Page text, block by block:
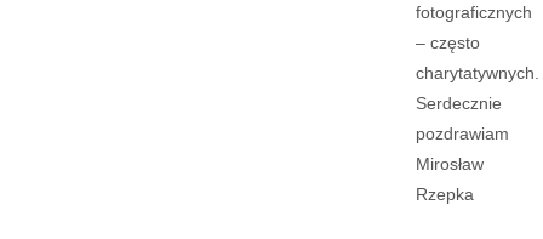
fotograficznych
– często
charytatywnych.
Serdecznie
pozdrawiam
Mirosław
Rzepka